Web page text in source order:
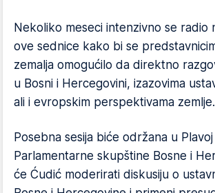
Nekoliko meseci intenzivno se radio
ove sednice kako bi se
zemalja omogućilo da direktno
u Bosni i Hercegovini, izazovima
ali i evropskim perspektivama zemlje.
Posebna sesija biće održana u Plavoj
Parlamentarne skupštine Bosne i
će Ćudić moderirati diskusiju o